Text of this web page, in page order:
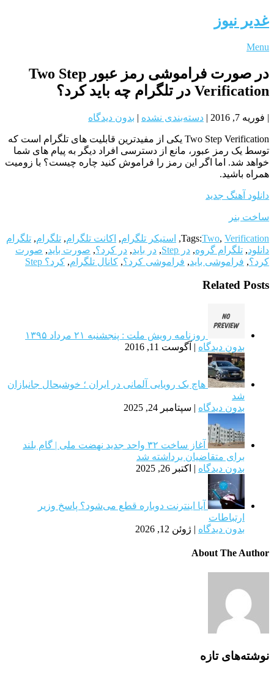
غدیر نیوز
Menu
در صورت فراموشی رمز عبور Two Step
Verification در تلگرام چه باید کرد؟
| فوریه 7, 2016 | دسته‌بندی نشده | بدون دیدگاه
Two Step Verification یکی از مفیدترین قابلیت های تلگرام است که
توسط یک رمز عبور، مانع از دسترسی افراد دیگر به پیام های شما
خواهد شد. اما اگر این رمز را فراموش کنید چاره چیست؟ با زومیت
همراه باشید.
دانلود آهنگ جدید
ساخت بنر
Tags:Two, Verification
, استیکر تلگرام, اکانت تلگرام, تلگرام, تلگرام
دانلود, تلگرام گروه, در Step , در باید, در کرد؟, صورت باید, صورت
کرد؟, فراموشی باید, فراموشی کرد؟, کانال تلگرام, کرد؟ Step
Related Posts
روزنامه رویش ملت : پنجشنبه ۲۱ مرداد ۱۳۹۵
بدون دیدگاه | آگوست 11, 2016
هاچ بک رویایی آلمانی در ایران ؛ خوشبحال جانبازان
شد
بدون دیدگاه | سپتامبر 24, 2025
آغاز ساخت ۳۲ واحد جدید نهضت ملی | گام بلند
برای متقاضیان برداشته شد
بدون دیدگاه | اکتبر 26, 2025
آیا اینترنت دوباره قطع می‌شود؟ پاسخ وزیر
ارتباطات
بدون دیدگاه | ژوئن 12, 2026
About The Author
نوشته‌های تازه